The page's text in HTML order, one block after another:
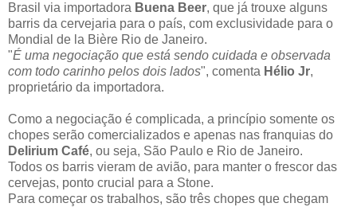
Brasil via importadora Buena Beer, que já trouxe alguns
barris da cervejaria para o país, com exclusividade para o
Mondial de la Bière Rio de Janeiro.
"É uma negociação que está sendo cuidada e observada
com todo carinho pelos dois lados", comenta Hélio Jr,
proprietário da importadora.
Como a negociação é complicada, a princípio somente os
chopes serão comercializados e apenas nas franquias do
Delirium Café, ou seja, São Paulo e Rio de Janeiro.
Todos os barris vieram de avião, para manter o frescor das
cervejas, ponto crucial para a Stone.
Para começar os trabalhos, são três chopes que chegam